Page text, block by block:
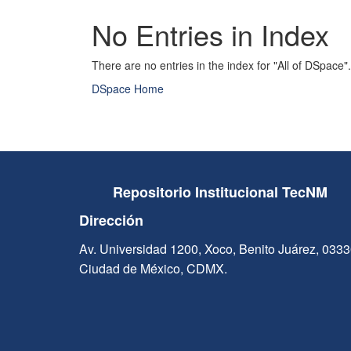
No Entries in Index
There are no entries in the index for "All of DSpace".
DSpace Home
Repositorio Institucional TecNM
Dirección
Av. Universidad 1200, Xoco, Benito Juárez,
Ciudad de México, CDMX.